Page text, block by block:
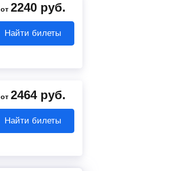
от 2240 руб.
Найти билеты
от 2464 руб.
Найти билеты